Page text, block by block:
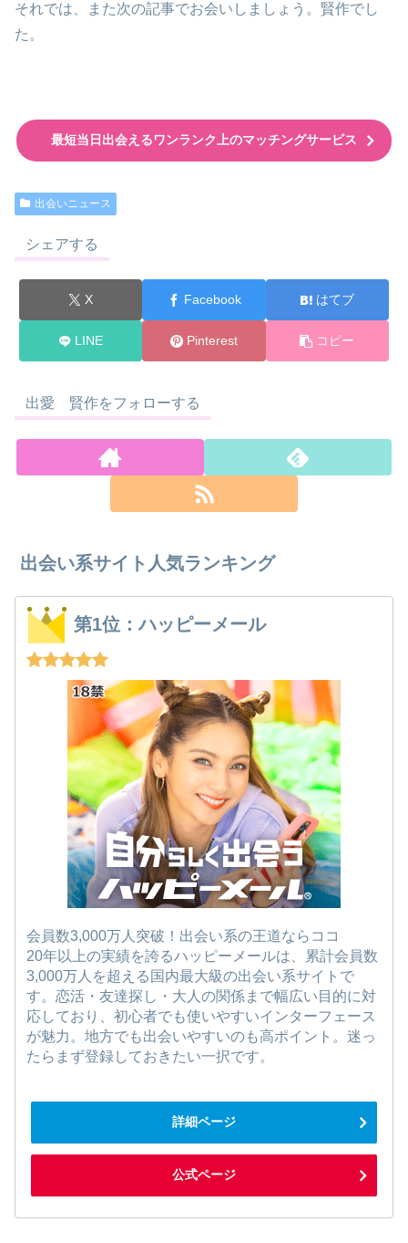
それでは、また次の記事でお会いしましょう。賢作でし
た。
最短当日出会えるワンランク上のマッチングサービス
出会いニュース
シェアする
X Facebook はてブ
LINE Pinterest コピー
出愛 賢作をフォローする
出会い系サイト人気ランキング
第1位：ハッピーメール
会員数3,000万人突破！出会い系の王道ならココ
20年以上の実績を誇るハッピーメールは、累計会員数
3,000万人を超える国内最大級の出会い系サイトで
す。恋活・友達探し・大人の関係まで幅広い目的に対
応しており、初心者でも使いやすいインターフェース
が魅力。地方でも出会いやすいのも高ポイント。迷っ
たらまず登録しておきたい一択です。
詳細ページ
公式ページ